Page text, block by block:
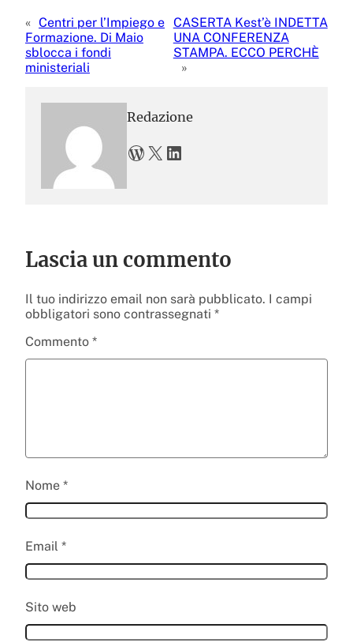
« Centri per l’Impiego e
Formazione. Di Maio
sblocca i fondi
ministeriali
CASERTA Kest’è INDETTA
UNA CONFERENZA
STAMPA. ECCO PERCHÈ
»
Redazione
WordPress X LinkedIn
Lascia un commento
Il tuo indirizzo email non sarà pubblicato. I campi
obbligatori sono contrassegnati *
Commento *
Nome *
Email *
Sito web